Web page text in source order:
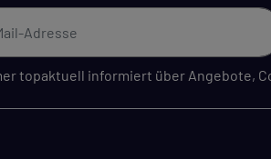
Datenschutzerklärung Impressum
topaktuell informiert über Angebote,